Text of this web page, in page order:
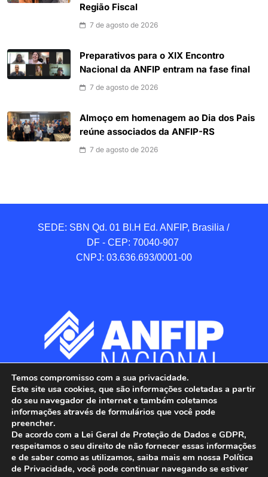
Região Fiscal
7 de agosto de 2026
Preparativos para o XIX Encontro
Nacional da ANFIP entram na fase final
7 de agosto de 2026
Almoço em homenagem ao Dia dos Pais
reúne associados da ANFIP-RS
7 de agosto de 2026
SEDE: SBN Qd. 01 BI.H Ed. ANFIP, Brasilia /
DF - CEP: 70040-907
CNPJ: 03.636.693/0001-00
ANFIP - Associação Nacional dos Auditores
Temos compromisso com a sua privacidade.
Este site usa cookies, que são informações coletadas a partir
do seu navegador de internet e também coletamos
informações através de formulários que você pode
preencher.
De acordo com a Lei Geral de Proteção de Dados e GDPR,
respeitamos o seu direito de não fornecer essas informações
e de saber como as utilizamos, saiba mais em nossa Política
de Privacidade, você pode continuar navegando se estiver